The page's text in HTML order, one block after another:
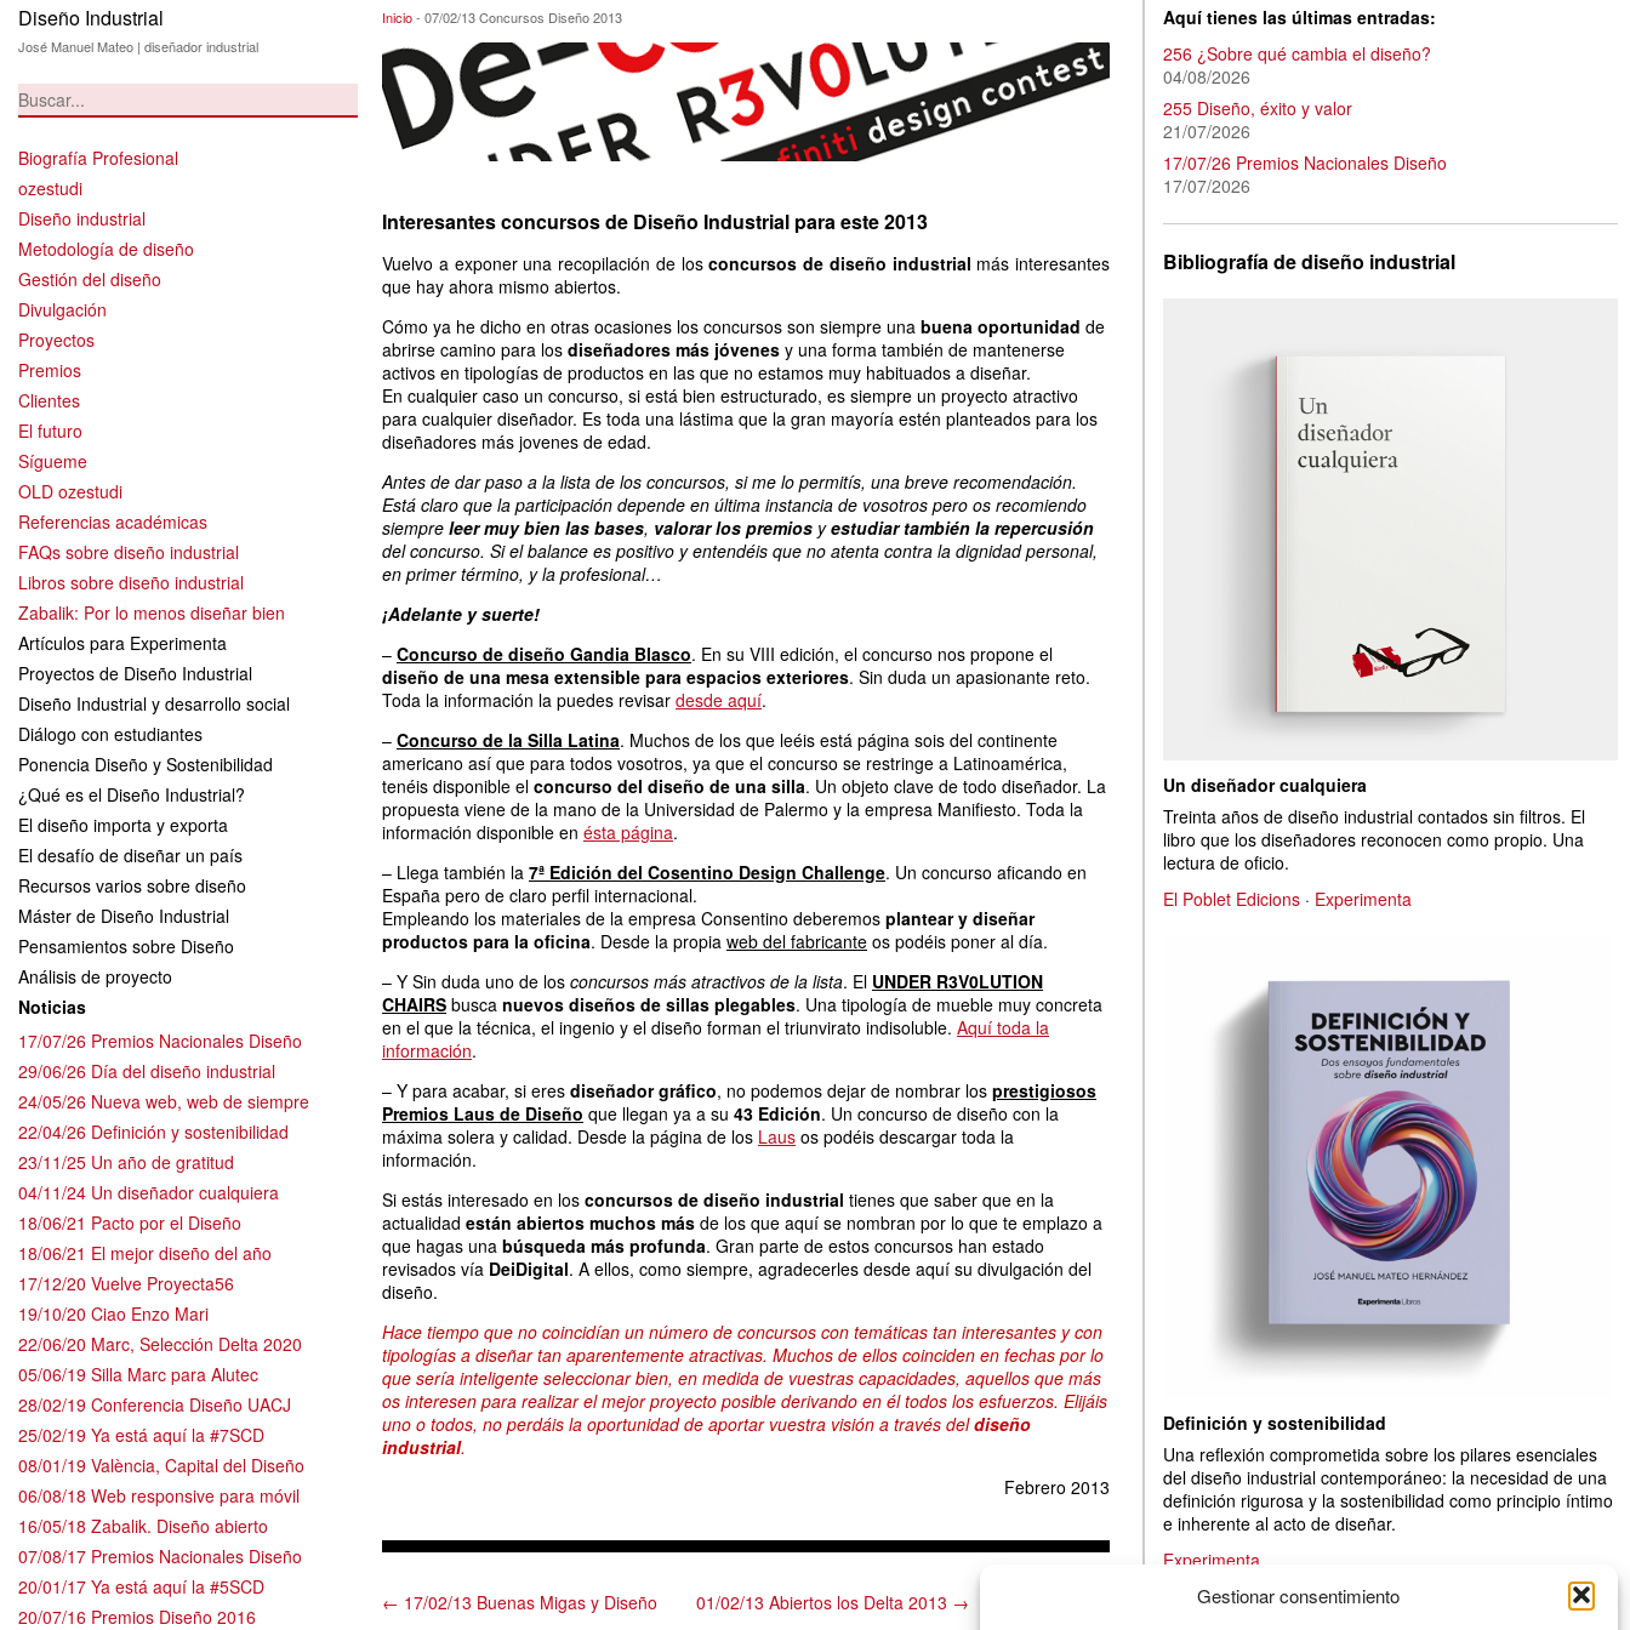
Gestionar consentimiento
Diseño Industrial
José Manuel Mateo | diseñador industrial
Biografía Profesional
ozestudi
Diseño industrial
Metodología de diseño
Gestión del diseño
Divulgación
Proyectos
Premios
Clientes
El futuro
Sígueme
OLD ozestudi
Referencias académicas
FAQs sobre diseño industrial
Libros sobre diseño industrial
Zabalik: Por lo menos diseñar bien
Artículos para Experimenta
Proyectos de Diseño Industrial
Diseño Industrial y desarrollo social
Diálogo con estudiantes
Ponencia Diseño y Sostenibilidad
¿Qué es el Diseño Industrial?
El diseño importa y exporta
El desafío de diseñar un país
Recursos varios sobre diseño
Máster de Diseño Industrial
Pensamientos sobre Diseño
Análisis de proyecto
Noticias
17/07/26 Premios Nacionales Diseño
29/06/26 Día del diseño industrial
24/05/26 Nueva web, web de siempre
22/04/26 Definición y sostenibilidad
23/11/25 Un año de gratitud
04/11/24 Un diseñador cualquiera
18/06/21 Pacto por el Diseño
18/06/21 El mejor diseño del año
17/12/20 Vuelve Proyecta56
19/10/20 Ciao Enzo Mari
22/06/20 Marc, Selección Delta 2020
05/06/19 Silla Marc para Alutec
28/02/19 Conferencia Diseño UACJ
25/02/19 Ya está aquí la #7SCD
08/01/19 València, Capital del Diseño
06/08/18 Web responsive para móvil
16/05/18 Zabalik. Diseño abierto
07/08/17 Premios Nacionales Diseño
20/01/17 Ya está aquí la #5SCD
20/07/16 Premios Diseño 2016
07/02/13 Concursos Diseño 2013
Inicio- 07/02/13 Concursos Diseño 2013
Interesantes concursos de Diseño Industrial para este 2013
Vuelvo a exponer una recopilación de losconcursos de diseño industrial más interesantes
que hay ahora mismo abiertos.
Cómo ya he dicho en otras ocasiones los concursos son siempre una buena oportunidad de
abrirse camino para los diseñadores más jóvenes y una forma también de mantenerse
activos en tipologías de productos en las que no estamos muy habituados a diseñar.
En cualquier caso un concurso, si está bien estructurado, es siempre un proyecto atractivo
para cualquier diseñador. Es toda una lástima que la gran mayoría estén planteados para los
diseñadores más jovenes de edad.
Antes de dar paso a la lista de los concursos, si me lo permitís, una breve recomendación.
Está claro que la participación depende en última instancia de vosotros pero os recomiendo
siempre leer muy bien las bases, valorar los premios yestudiar también la repercusión
del concurso. Si el balance es positivo y entendéis que no atenta contra la dignidad personal,
en primer término, y la profesional…
¡Adelante y suerte!
– Concurso de diseño Gandia Blasco. En su VIII edición, el concurso nos propone el
diseño de una mesa extensible para espacios exteriores. Sin duda un apasionante reto.
Toda la información la puedes revisar desde aquí.
– Concurso de la Silla Latina. Muchos de los que leéis está página sois del continente
americano así que para todos vosotros, ya que el concurso se restringe a Latinoamérica,
tenéis disponible el concurso del diseño de una silla. Un objeto clave de todo diseñador. La
propuesta viene de la mano de la Universidad de Palermo y la empresa Manifiesto. Toda la
información disponible en ésta página.
– Llega también la 7ª Edición del Cosentino Design Challenge. Un concurso aficando en
España pero de claro perfil internacional.
Empleando los materiales de la empresa Consentino deberemos plantear y diseñar
productos para la oficina. Desde la propia web del fabricante os podéis poner al día.
– Y Sin duda uno de los concursos más atractivos de la lista. El UNDER R3V0LUTION
CHAIRS busca nuevos diseños de sillas plegables. Una tipología de mueble muy concreta
en el que la técnica, el ingenio y el diseño forman el triunvirato indisoluble. Aquí toda la
información.
– Y para acabar, si eres diseñador gráfico, no podemos dejar de nombrar los prestigiosos
Premios Laus de Diseño que llegan ya a su 43 Edición. Un concurso de diseño con la
máxima solera y calidad. Desde la página de los Laus os podéis descargar toda la
información.
Si estás interesado en los concursos de diseño industrial tienes que saber que en la
actualidad están abiertos muchos más de los que aquí se nombran por lo que te emplazo a
que hagas una búsqueda más profunda. Gran parte de estos concursos han estado
revisados vía DeiDigital. A ellos, como siempre, agradecerles desde aquí su divulgación del
diseño.
Hace tiempo que no coincidían un número de concursos con temáticas tan interesantes y con
tipologías a diseñar tan aparentemente atractivas. Muchos de ellos coinciden en fechas por lo
que sería inteligente seleccionar bien, en medida de vuestras capacidades, aquellos que más
os interesen para realizar el mejor proyecto posible derivando en él todos los esfuerzos. Elijáis
uno o todos, no perdáis la oportunidad de aportar vuestra visión a través deldiseño
industrial.
Febrero 2013
← 17/02/13 Buenas Migas y Diseño 01/02/13 Abiertos los Delta 2013 →
Aquí tienes las últimas entradas:
256 ¿Sobre qué cambia el diseño?
04/08/2026
255 Diseño, éxito y valor
21/07/2026
17/07/26 Premios Nacionales Diseño
17/07/2026
Bibliografía de diseño industrial
Un diseñador cualquiera
Treinta años de diseño industrial contados sin filtros. El
libro que los diseñadores reconocen como propio. Una
lectura de oficio.
El Poblet Edicions · Experimenta
Definición y sostenibilidad
Una reflexión comprometida sobre los pilares esenciales
del diseño industrial contemporáneo: la necesidad de una
definición rigurosa y la sostenibilidad como principio íntimo
e inherente al acto de diseñar.
Experimenta